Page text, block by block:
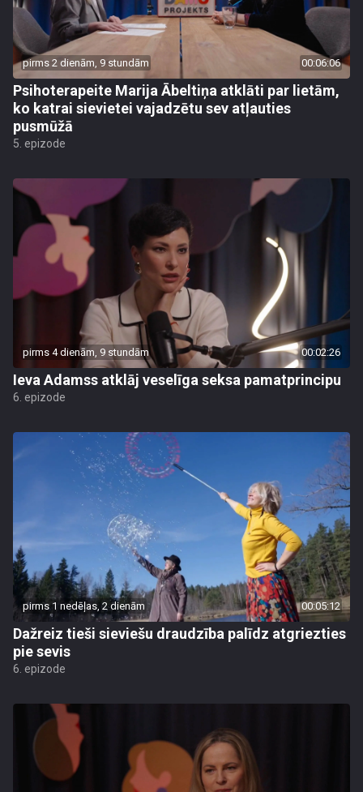
pirms 2 dienām, 9 stundām 00:06:06
Psihoterapeite Marija Ābeltiņa atklāti par lietām,
ko katrai sievietei vajadzētu sev atļauties
pusmūžā
5. epizode
pirms 4 dienām, 9 stundām 00:02:26
Ieva Adamss atklāj veselīga seksa pamatprincipu
6. epizode
pirms 1 nedēļas, 2 dienām 00:05:12
Dažreiz tieši sieviešu draudzība palīdz atgriezties
pie sevis
6. epizode